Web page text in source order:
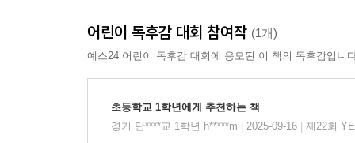
□위기 상황 // 권하지 않는 행동/비슷한 사례 // 순
상황에서 어떻게 대처하면 좋을지 반짝이는 ‘순
옆에 날아다니면 ‘가만히’ 있으라든지, 양말에 구
어린이 독후감 대회 참여작 (1개)
예스24 어린이 독후감 대회에 응모된 이 책의 독후감입니
초등학교 1학년에게 추천하는 책
경기 단****교 1학년 h*****m
2025-09-16 제22회